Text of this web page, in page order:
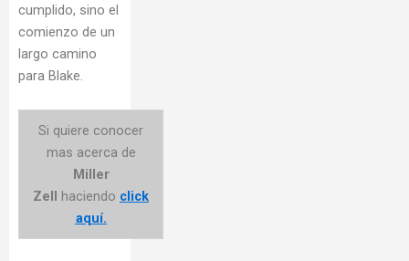
cumplido, sino el
comienzo de un
largo camino
para Blake.
Si quiere conocer
mas acerca de
Miller
Zell haciendo click
aquí.